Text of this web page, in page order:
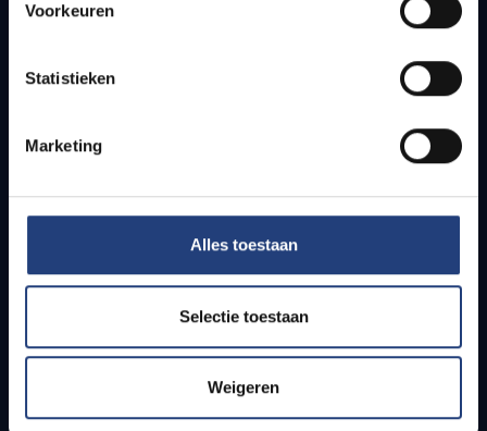
Voorkeuren
Statistieken
Marketing
Alles toestaan
Selectie toestaan
Weigeren
Bereikbaarheid
Studenten
PhD-studenten
Leerkrachten en secundaire scholen